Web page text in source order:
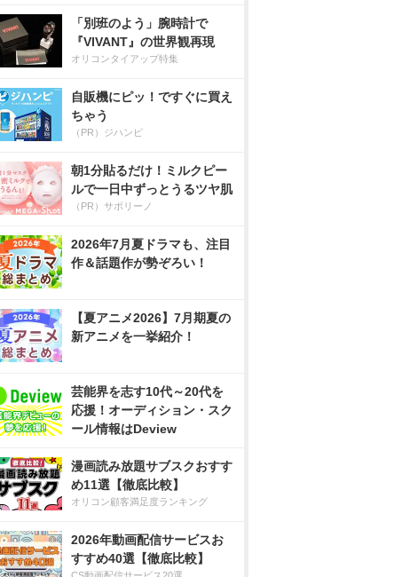
「別班のよう」腕時計で
『VIVANT』の世界観再現
オリコンタイアップ特集
自販機にピッ！ですぐに買え
ちゃう
（PR）ジハンピ
朝1分貼るだけ！ミルクピー
ルで一日中ずっとうるツヤ肌
（PR）サボリーノ
2026年7月夏ドラマも、注目
作＆話題作が勢ぞろい！
【夏アニメ2026】7月期夏の
新アニメを一挙紹介！
芸能界を志す10代～20代を
応援！オーディション・スク
ール情報はDeview
漫画読み放題サブスクおすす
め11選【徹底比較】
オリコン顧客満足度ランキング
2026年動画配信サービスお
すすめ40選【徹底比較】